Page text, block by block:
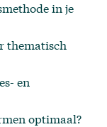
in je
thematisch
en
optimaal?